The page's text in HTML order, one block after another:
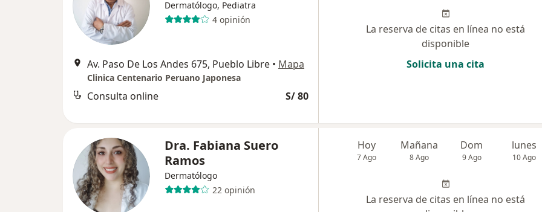
Dermatólogo, Pediatra
4 opinión
Av. Paso De Los Andes 675, Pueblo Libre • Mapa
Clinica Centenario Peruano Japonesa
Consulta online S/ 80
La reserva de citas en línea no está
disponible
Solicita una cita
Dra. Fabiana Suero
Ramos
Dermatólogo
22 opinión
Hoy
7 Ago
Mañana
8 Ago
Dom
9 Ago
lunes
10 Ago
La reserva de citas en línea no está